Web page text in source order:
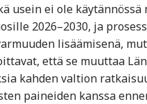
usein ei ole käytännössä
2026–2030, ja
lisäämisenä,
että se muuttaa
kahden valtion
paineiden kanssa